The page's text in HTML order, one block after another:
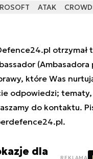
ATAK
otrzymał
które Was
odpowiedzi;
do kontaktu.
.
dla
REKLAMA